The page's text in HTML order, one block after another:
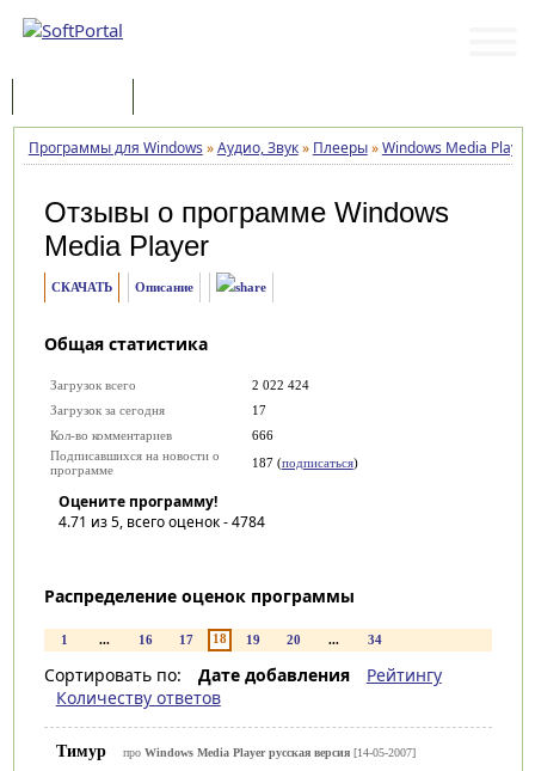
Программы для Windows »Аудио, Звук» Плееры»Windows Media Player
Отзывы о программе Windows
Media Player
СКАЧАТЬ Описание
Общая статистика
Загрузок всего
2 022 424
Загрузок за сегодня
17
Кол-во комментариев
666
Подписавшихся на новости о
программе
187 (подписаться)
Оцените программу!
4.71 из 5, всего оценок -4784
Распределение оценок программы
1 ... 16 17 18 19 20 ... 34
Сортировать по: Дате добавления
Рейтингу
Количеству ответов
Тимур про Windows Media Player русская версия[14-05-2007]